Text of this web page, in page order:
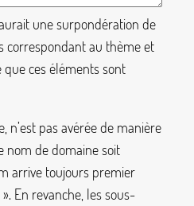
une surpondération de
correspondant au thème et
que ces éléments sont
n’est pas avérée de manière
nom de domaine soit
arrive toujours premier
». En revanche, les sous-